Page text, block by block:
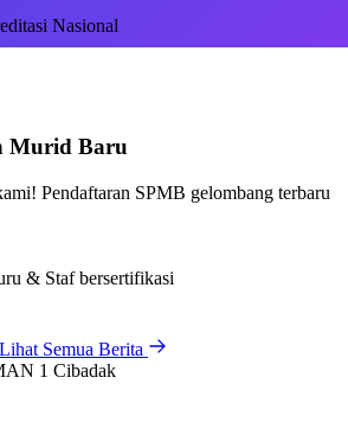
Nasional
Murid Baru
Pendaftaran SPMB gelombang terbaru
& Staf bersertifikasi
Lihat Semua Berita
1 Cibadak